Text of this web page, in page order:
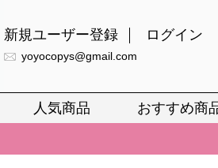
新規ユーザー登録 ログイン
yoyocopys@gmail.com
人気商品 おすすめ商
ーのみ取扱い。最高品質の再現度を安心
中！期間中のご注文でお得な割引をご利